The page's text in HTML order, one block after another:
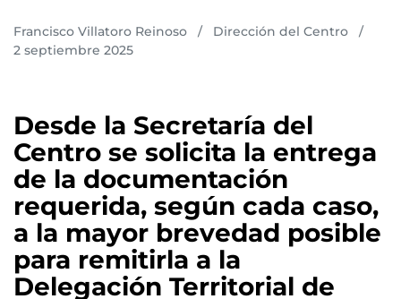
Francisco Villatoro Reinoso / Dirección del Centro
/
2 septiembre 2025
Desde la Secretaría del
Centro se solicita la entrega
de la documentación
requerida, según cada caso,
a la mayor brevedad posible
para remitirla a la
Delegación Territorial de